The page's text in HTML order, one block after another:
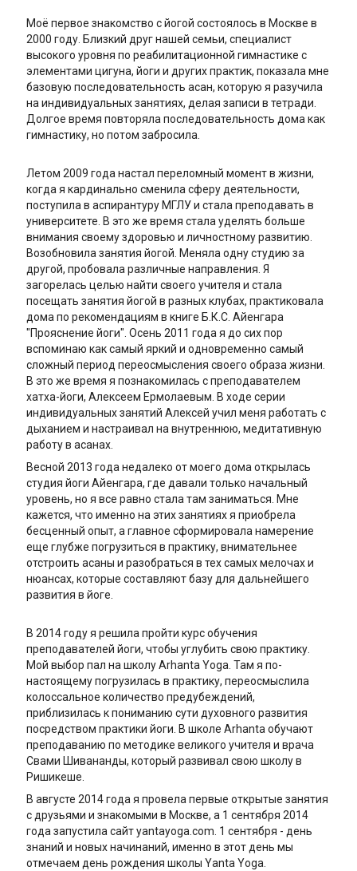
Моё первое знакомство с йогой состоялось в Москве в
2000 году. Близкий друг нашей семьи, специалист
высокого уровня по реабилитационной гимнастике с
элементами цигуна, йоги и других практик, показала мне
базовую последовательность асан, которую я разучила
на индивидуальных занятиях, делая записи в тетради.
Долгое время повторяла последовательность дома как
гимнастику, но потом забросила.
Летом 2009 года настал переломный момент в жизни,
когда я кардинально сменила сферу деятельности,
поступила в аспирантуру МГЛУ и стала преподавать в
университете. В это же время стала уделять больше
внимания своему здоровью и личностному развитию.
Возобновила занятия йогой. Меняла одну студию за
другой, пробовала различные направления. Я
загорелась целью найти своего учителя и стала
посещать занятия йогой в разных клубах, практиковала
дома по рекомендациям в книге Б.К.С. Айенгара
"Прояснение йоги". Осень 2011 года я до сих пор
вспоминаю как самый яркий и одновременно самый
сложный период переосмысления своего образа жизни.
В это же время я познакомилась с преподавателем
хатха-йоги, Алексеем Ермолаевым. В ходе серии
индивидуальных занятий Алексей учил меня работать с
дыханием и настраивал на внутреннюю, медитативную
работу в асанах.
Весной 2013 года недалеко от моего дома открылась
студия йоги Айенгара, где давали только начальный
уровень, но я все равно стала там заниматься. Мне
кажется, что именно на этих занятиях я приобрела
бесценный опыт, а главное сформировала намерение
еще глубже погрузиться в практику, внимательнее
отстроить асаны и разобраться в тех самых мелочах и
нюансах, которые составляют базу для дальнейшего
развития в йоге.
В 2014 году я решила пройти курс обучения
преподавателей йоги, чтобы углубить свою практику.
Мой выбор пал на школу Arhanta Yoga. Там я по-
настоящему погрузилась в практику, переосмыслила
колоссальное количество предубеждений,
приблизилась к пониманию сути духовного развития
посредством практики йоги. В школе Arhanta обучают
преподаванию по методике великого учителя и врача
Свами Шивананды, который развивал свою школу в
Ришикеше.
В августе 2014 года я провела первые открытые занятия
с друзьями и знакомыми в Москве, а 1 сентября 2014
года запустила сайт yantayoga.com. 1 сентября - день
знаний и новых начинаний, именно в этот день мы
отмечаем день рождения школы Yanta Yoga.